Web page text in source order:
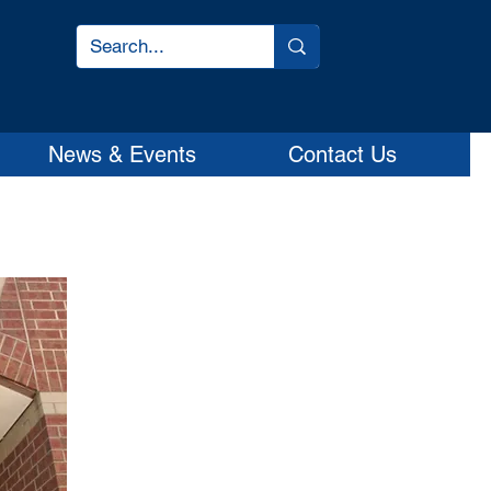
News & Events Contact Us